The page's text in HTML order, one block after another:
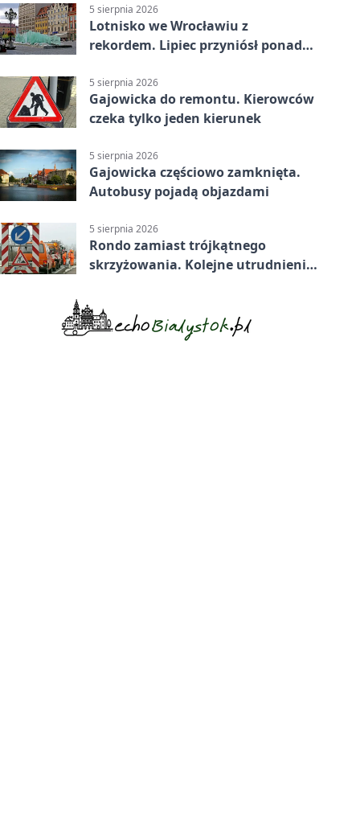
5 sierpnia 2026
Lotnisko we Wrocławiu z
rekordem. Lipiec przyniósł ponad
5 sierpnia 2026
Gajowicka do remontu. Kierowców
czeka tylko jeden kierunek
5 sierpnia 2026
Gajowicka częściowo zamknięta.
Autobusy pojadą objazdami
5 sierpnia 2026
Rondo zamiast trójkątnego
skrzyżowania. Kolejne utrudnienia